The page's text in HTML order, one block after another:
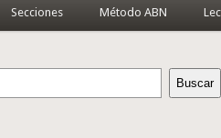
Secciones Método ABN
Buscar